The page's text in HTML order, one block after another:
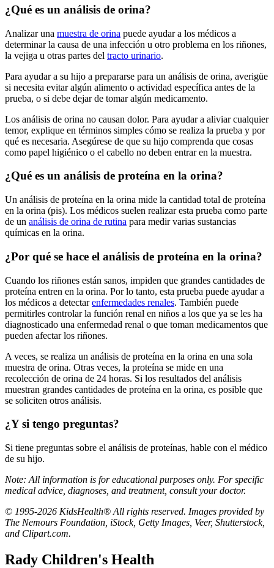
¿Qué es un análisis de orina?
Analizar una muestra de orina puede ayudar a los médicos a
determinar la causa de una infección u otro problema en los riñones,
la vejiga u otras partes del tracto urinario.
Para ayudar a su hijo a prepararse para un análisis de orina, averigüe
si necesita evitar algún alimento o actividad específica antes de la
prueba, o si debe dejar de tomar algún medicamento.
Los análisis de orina no causan dolor. Para ayudar a aliviar cualquier
temor, explique en términos simples cómo se realiza la prueba y por
qué es necesaria. Asegúrese de que su hijo comprenda que cosas
como papel higiénico o el cabello no deben entrar en la muestra.
¿Qué es un análisis de proteína en la orina?
Un análisis de proteína en la orina mide la cantidad total de proteína
en la orina (pis). Los médicos suelen realizar esta prueba como parte
de un análisis de orina de rutina para medir varias sustancias
químicas en la orina.
¿Por qué se hace el análisis de proteína en la orina?
Cuando los riñones están sanos, impiden que grandes cantidades de
proteína entren en la orina. Por lo tanto, esta prueba puede ayudar a
los médicos a detectarenfermedades renales. También puede
permitirles controlar la función renal en niños a los que ya se les ha
diagnosticado una enfermedad renal o que toman medicamentos que
pueden afectar los riñones.
A veces, se realiza un análisis de proteína en la orina en una sola
muestra de orina. Otras veces, la proteína se mide en una
recolección de orina de 24 horas. Si los resultados del análisis
muestran grandes cantidades de proteína en la orina, es posible que
se soliciten otros análisis.
¿Y si tengo preguntas?
Si tiene preguntas sobre el análisis de proteínas, hable con el médico
de su hijo.
Note: All information is for educational purposes only. For specific
medical advice, diagnoses, and treatment, consult your doctor.
© 1995-2026 KidsHealth® All rights reserved. Images provided by
The Nemours Foundation, iStock, Getty Images, Veer, Shutterstock,
and Clipart.com.
Rady Children's Health